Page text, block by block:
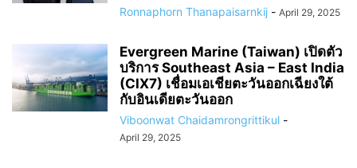
Ronnaphorn Thanapaisarnkij - April 29, 2025
Evergreen Marine (Taiwan) เปิดตัว
บริการ Southeast Asia – East India
(CIX7) เชื่อมเอเชียตะวันออกเฉียงใต้
กับอินเดียตะวันออก
Viboonwat Chaidamrongrittikul -
April 29, 2025